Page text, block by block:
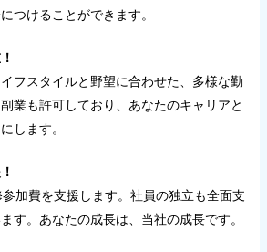
つけることができます。
フスタイルと野望に合わせた、多様な勤
業も許可しており、あなたのキャリアと
します。
加費を支援します。社員の独立も全面支
す。あなたの成長は、当社の成長です。